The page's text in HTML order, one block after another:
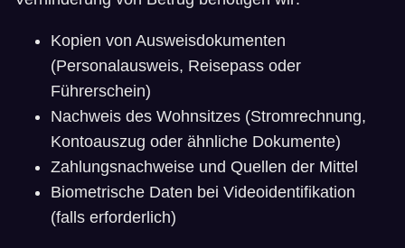
Kopien von Ausweisdokumenten
(Personalausweis, Reisepass oder
Führerschein)
Nachweis des Wohnsitzes (Stromrechnung,
Kontoauszug oder ähnliche Dokumente)
Zahlungsnachweise und Quellen der Mittel
Biometrische Daten bei Videoidentifikation
(falls erforderlich)